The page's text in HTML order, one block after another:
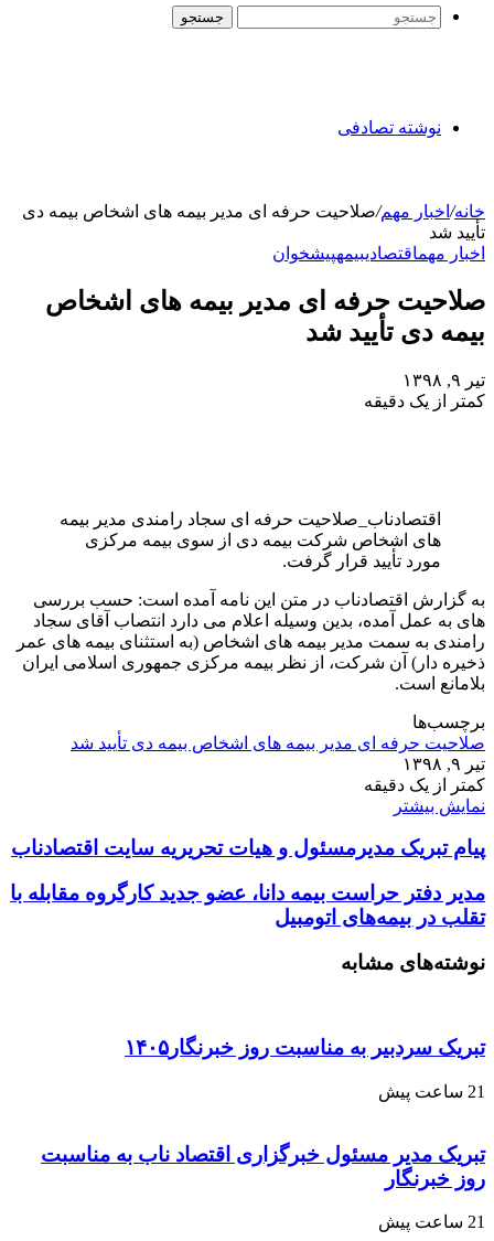
جستجو
نوشته تصادفی
خانه/ اخبار مهم/صلاحیت حرفه ای مدیر بیمه های اشخاص بیمه دی
تأیید شد
اخبار مهماقتصادیبیمهپیشخوان
صلاحیت حرفه ای مدیر بیمه های اشخاص
بیمه دی تأیید شد
تیر ۹, ۱۳۹۸
کمتر از یک دقیقه
اقتصادناب_صلاحیت حرفه ای سجاد رامندی مدیر بیمه
های اشخاص شرکت بیمه دی از سوی بیمه مرکزی
مورد تأیید قرار گرفت.
به گزارش اقتصادناب در متن این نامه آمده است: حسب بررسی
های به عمل آمده، بدین وسیله اعلام می دارد انتصاب آقای سجاد
رامندی به سمت مدیر بیمه های اشخاص (به استثنای بیمه های عمر
ذخیره دار) آن شرکت، از نظر بیمه مرکزی جمهوری اسلامی ایران
بلامانع است.
برچسب‌ها
صلاحیت حرفه ای مدیر بیمه های اشخاص بیمه دی تأیید شد
تیر ۹, ۱۳۹۸
کمتر از یک دقیقه
نمایش بیشتر
پیام تبریک مدیرمسئول و هیات تحریریه سایت اقتصادناب
مدیر دفتر حراست بیمه دانا، عضو جدید کارگروه مقابله با
تقلب در بیمه‌های اتومبیل
نوشته‌های مشابه
تبریک سردبیر به مناسبت روز خبرنگار۱۴۰۵
21 ساعت پیش
تبریک مدیر مسئول خبرگزاری اقتصاد ناب به مناسبت
روز خبرنگار
21 ساعت پیش